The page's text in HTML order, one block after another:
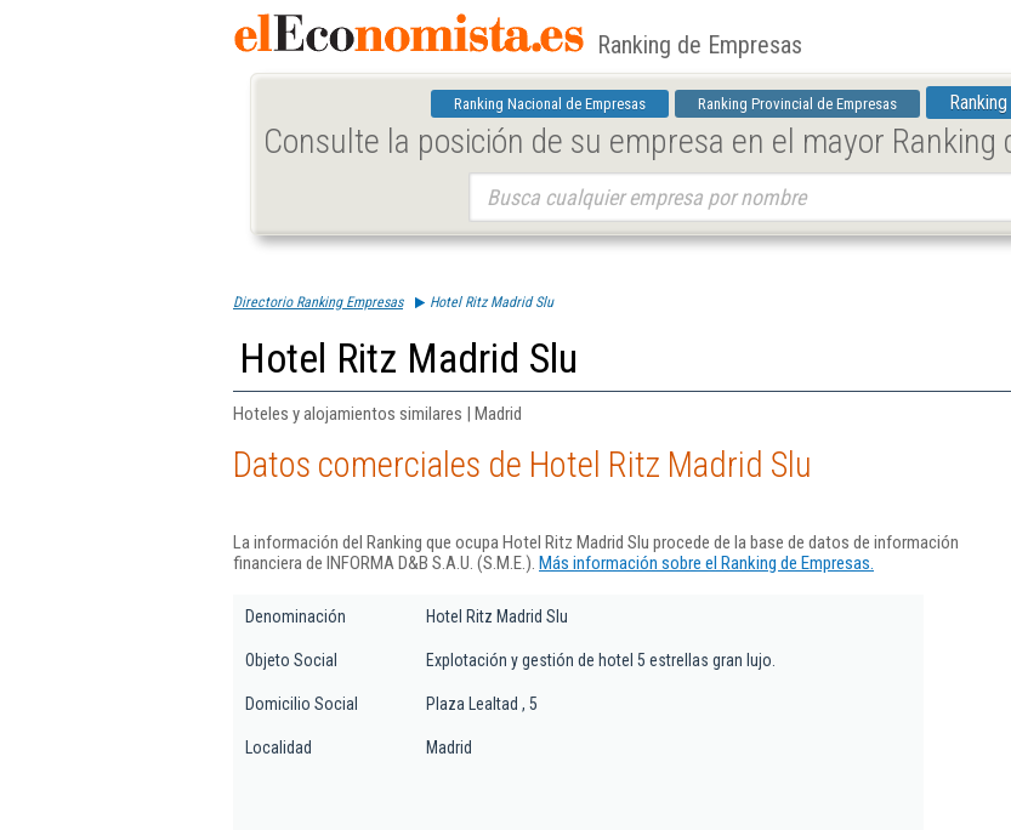
Ranking de Empresas
Ranking Nacional de Empresas Ranking Provincial de Empresas
Consulte la posición de su empresa en el mayor Ranking
Directorio Ranking Empresas Hotel Ritz Madrid Slu
Hotel Ritz Madrid Slu
Hoteles y alojamientos similares | Madrid
Datos comerciales de Hotel Ritz Madrid Slu
La información del Ranking que ocupa Hotel Ritz Madrid Slu procede de la base de datos de información
financiera de INFORMA D&B S.A.U. (S.M.E.). Más información sobre el Ranking de Empresas.
Denominación Hotel Ritz Madrid Slu
Objeto Social Explotación y gestión de hotel 5 estrellas gran lujo.
Domicilio Social Plaza Lealtad , 5
Localidad Madrid